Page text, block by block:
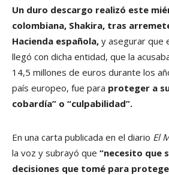
Un duro descargo realizó este
colombiana, Shakira, tras
Hacienda española, y asegurar que
llegó con dicha entidad, que la
14,5 millones de euros durante los
país europeo, fue para proteger a
cobardía” o “culpabilidad”.
En una carta publicada en el diario El
la voz y subrayó que “necesito que
decisiones que tomé para